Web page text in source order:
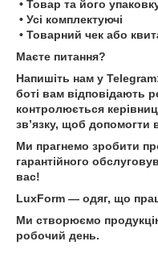
• Товар та його
• Усі комплектуючі
• Товарний чек або
Маєте питання?
Напишіть нам у
боті вам відповідають
контролюється
зв’язку, щоб допомогти
Ми прагнемо зробити
гарантійного
вас!
LuxForm — одяг, що
Ми створюємо
робочий день.